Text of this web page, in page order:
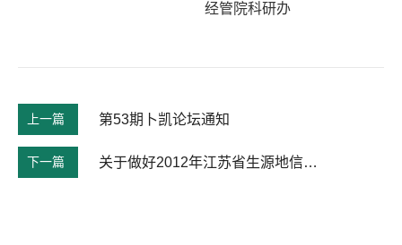
经管院科研办
上一篇 第53期卜凯论坛通知
下一篇 关于做好2012年江苏省生源地信用助学贷款工作的通知